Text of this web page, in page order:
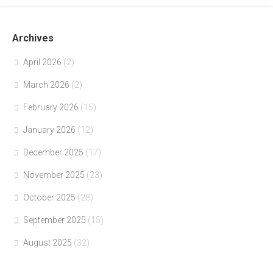
Archives
April 2026 (2)
March 2026 (2)
February 2026 (15)
January 2026 (12)
December 2025 (17)
November 2025 (23)
October 2025 (28)
September 2025 (15)
August 2025 (32)